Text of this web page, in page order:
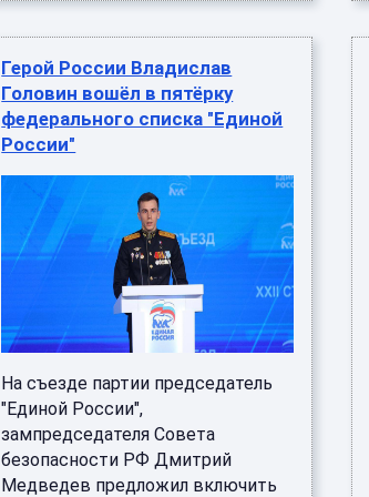
Герой России Владислав
Головин вошёл в пятёрку
федерального списка "Единой
России"
На съезде партии председатель
"Единой России",
зампредседателя Совета
безопасности РФ Дмитрий
Медведев предложил включить